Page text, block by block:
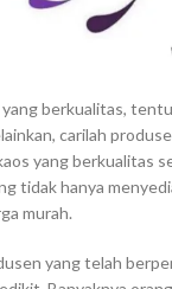
berkualitas,
carilah
yang berkualitas
tidak hanya
murah.
yang telah